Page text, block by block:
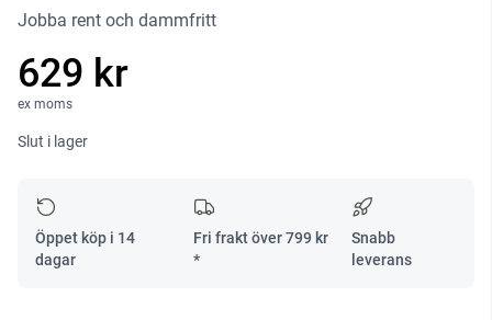
Jobba rent och dammfritt
629 kr
ex moms
Slut i lager
Öppet köp i 14
dagar
Fri frakt över799 kr
*
Snabb
leverans